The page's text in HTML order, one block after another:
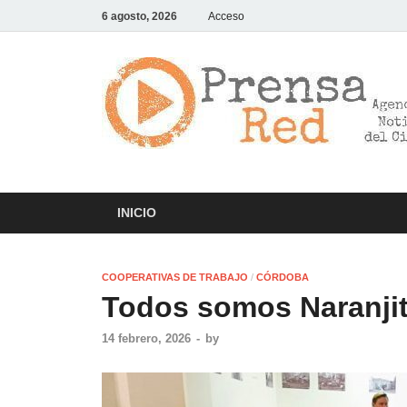
6 agosto, 2026 Acceso
INICIO
COOPERATIVAS DE TRABAJO / CÓRDOBA
Todos somos
14 febrero, 2026 - by